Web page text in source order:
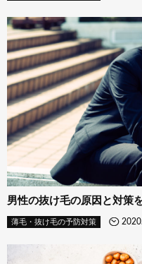
男性の抜け毛の原因と対策
薄毛・抜け毛の予防対策